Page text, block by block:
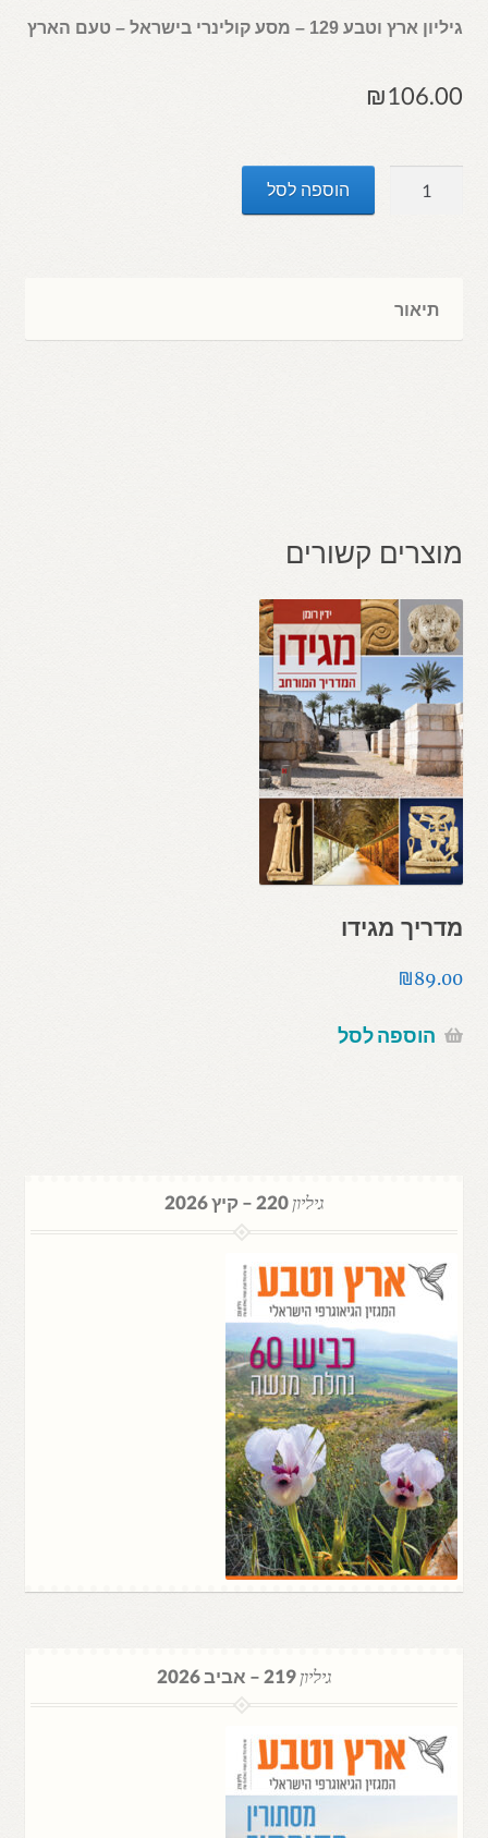
גיליון ארץ וטבע 129 – מסע קולינרי בישראל – טעם הארץ
₪106.00
הוספה לסל
תיאור
מוצרים קשורים
מדריך מגידו
₪89.00
הוספה לסל
גיליון220 – קיץ 2026
גיליון219 – אביב 2026